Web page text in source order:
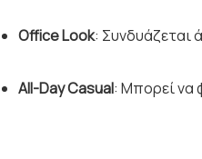
Office Look: Συνδυάζεται
All-Day Casual: Μπορεί να